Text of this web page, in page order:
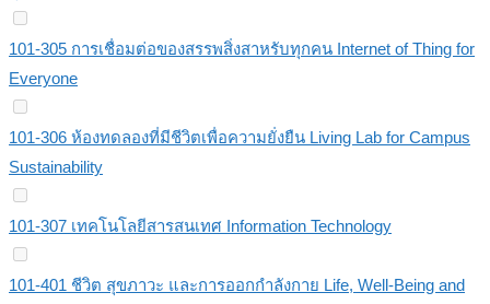
101-305 การเชื่อมต่อของสรรพสิ่งสาหรับทุกคน Internet of Thing for
Everyone
101-306 ห้องทดลองที่มีชีวิตเพื่อความยั่งยืน Living Lab for Campus
Sustainability
101-307 เทคโนโลยีสารสนเทศ Information Technology
101-401 ชีวิต สุขภาวะ และการออกกำลังกาย Life, Well-Being and